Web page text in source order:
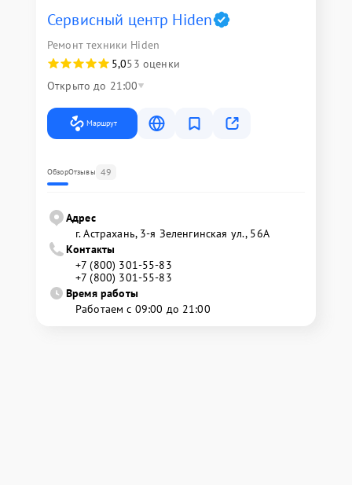
Сервисный центр Hiden
Ремонт техники Hiden
5,053 оценки
Открыто до 21:00
Маршрут
ОбзорОтзывы 49
Адрес
г. Астрахань, 3-я Зеленгинская ул., 56А
Контакты
+7 (800) 301-55-83
+7 (800) 301-55-83
Время работы
Работаем с 09:00 до 21:00